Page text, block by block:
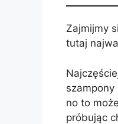
Zajmijmy
tutaj
szampony
no to
próbując